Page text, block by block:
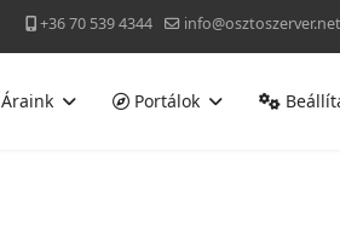
+36 70 539 4344 info@osztoszerver.net
Áraink Portálok